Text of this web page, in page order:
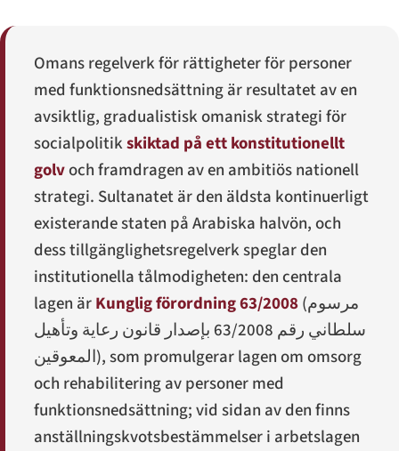
Omans regelverk för rättigheter för personer
med funktionsnedsättning är resultatet av en
avsiktlig, gradualistisk omanisk strategi för
socialpolitikskiktad på ett konstitutionellt
golvoch framdragen av en ambitiös nationell
strategi. Sultanatet är den äldsta kontinuerligt
existerande staten på Arabiska halvön, och
dess tillgänglighetsregelverk speglar den
institutionella tålmodigheten: den centrala
lagen ärKunglig förordning 63/2008(مرسوم
سلطاني رقم 63/2008 بإصدار قانون رعاية وتأهيل
المعوقين), som promulgerar lagen om omsorg
och rehabilitering av personer med
funktionsnedsättning; vid sidan av den finns
anställningskvotsbestämmelser i arbetslagen